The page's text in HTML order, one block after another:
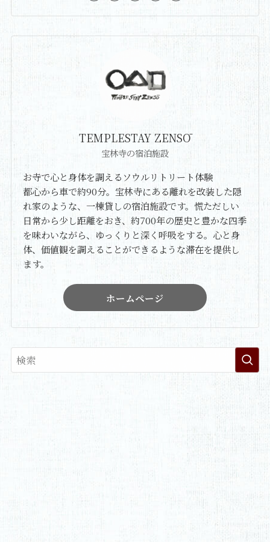
TEMPLESTAY ZENSŌ
宝林寺の宿泊施設
お寺で心と身体を調えるソウルリトリート体験
都心から車で約90分。宝林寺にある離れを改装した隠
れ家のような、一棟貸しの宿泊施設です。慌ただしい
日常から少し距離をおき、約700年の歴史と豊かな四季
を味わいながら、ゆっくりと深く呼吸をする。心と身
体、価値観を調えることができるような滞在を提供し
ます。
ホームページ